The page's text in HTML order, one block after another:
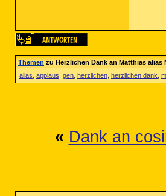
Themenzu Herzlichen Dank an Matthias alias
alias applaus gen herzlichen herzlichen dank
« Dank an